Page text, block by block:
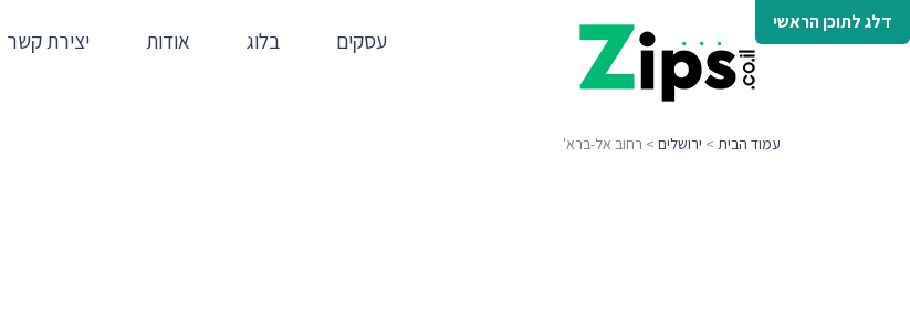
דלג לתוכן הראשי
עסקים בלוג אודות יצירת קשר
עמוד הבית > ירושלים > רחוב אל-ברא'